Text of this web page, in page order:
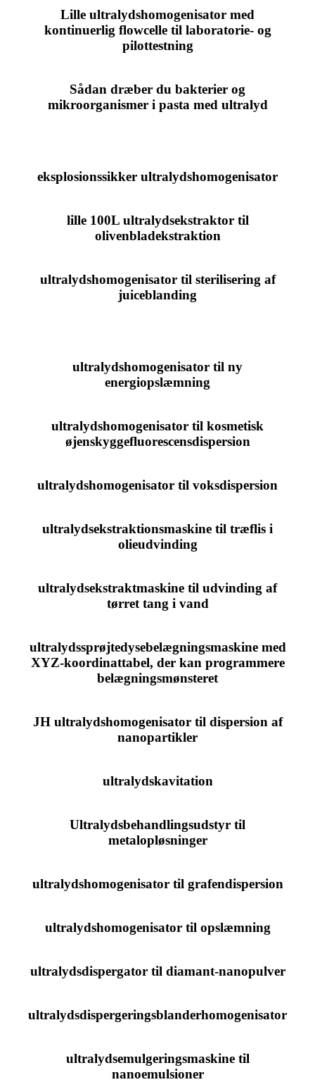
Lille ultralydshomogenisator med
kontinuerlig flowcelle til laboratorie- og
pilottestning
Sådan dræber du bakterier og
mikroorganismer i pasta med ultralyd
eksplosionssikker ultralydshomogenisator
lille 100L ultralydsekstraktor til
olivenbladekstraktion
ultralydshomogenisator til sterilisering af
juiceblanding
ultralydshomogenisator til ny
energiopslæmning
ultralydshomogenisator til kosmetisk
øjenskyggefluorescensdispersion
ultralydshomogenisator til voksdispersion
ultralydsekstraktionsmaskine til træflis i
olieudvinding
ultralydsekstraktmaskine til udvinding af
tørret tang i vand
ultralydssprøjtedysebelægningsmaskine med
XYZ-koordinattabel, der kan programmere
belægningsmønsteret
JH ultralydshomogenisator til dispersion af
nanopartikler
ultralydskavitation
Ultralydsbehandlingsudstyr til
metalopløsninger
ultralydshomogenisator til grafendispersion
ultralydshomogenisator til opslæmning
ultralydsdispergator til diamant-nanopulver
ultralydsdispergeringsblanderhomogenisator
ultralydsemulgeringsmaskine til
nanoemulsioner